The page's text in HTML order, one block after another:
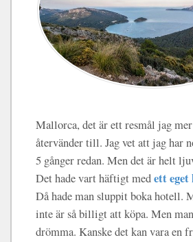
Mallorca, det är ett resmål jag
återvänder till. Jag vet att jag har
5 gånger redan. Men det är helt
Det hade vart häftigt medett
Då hade man sluppit boka hotell.
inte är så billigt att köpa. Men
drömma. Kanske det kan vara en